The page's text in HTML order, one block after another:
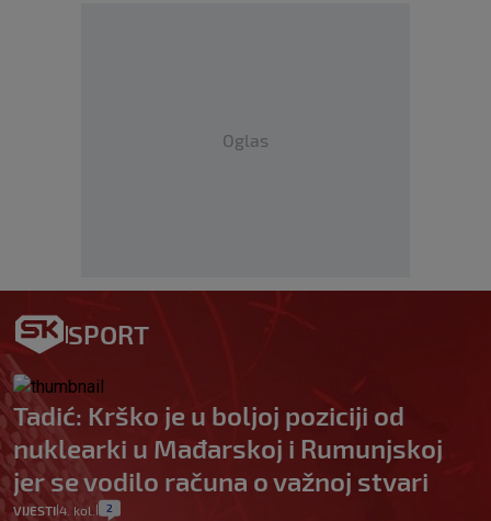
Oglas
SPORT
Tadić: Krško je u boljoj poziciji od
nuklearki u Mađarskoj i Rumunjskoj
jer se vodilo računa o važnoj stvari
VIJESTI 4. kol. 2